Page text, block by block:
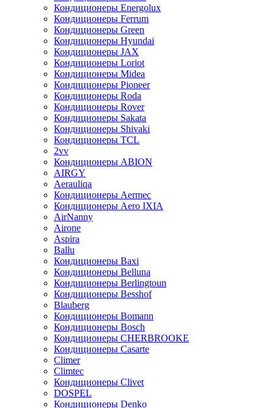
Кондиционеры Energolux
Кондиционеры Ferrum
Кондиционеры Green
Кондиционеры Hyundai
Кондиционеры JAX
Кондиционеры Loriot
Кондиционеры Midea
Кондиционеры Pioneer
Кондиционеры Roda
Кондиционеры Rover
Кондиционеры Sakata
Кондиционеры Shivaki
Кондиционеры TCL
2vv
Кондиционеры ABION
AIRGY
Aerauliqa
Кондиционеры Aermec
Кондиционеры Aero IXIA
AirNanny
Airone
Aspira
Ballu
Кондиционеры Baxi
Кондиционеры Belluna
Кондиционеры Berlingtoun
Кондиционеры Besshof
Blauberg
Кондиционеры Bomann
Кондиционеры Bosch
Кондиционеры CHERBROOKE
Кондиционеры Casarte
Climer
Climtec
Кондиционеры Clivet
DOSPEL
Кондиционеры Denko